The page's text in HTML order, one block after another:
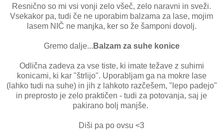
Resnično so mi vsi vonji zelo všeč, zelo naravni in sveži.
Vsekakor pa, tudi če ne uporabim balzama za lase, mojim
lasem NIČ ne manjka, ker so že šamponi dovolj.
Gremo dalje... Balzam za suhe konice
Odlična zadeva za vse tiste, ki imate težave z suhimi
konicami, ki kar "štrlijo". Uporabljam ga na mokre lase
(lahko tudi na suhe) in jih z lahkoto razčešem, "lepo padejo"
in preprosto je zelo praktičen - tudi za potovanja, saj je
pakirano bolj manjše.
Diši pa po ovsu <3